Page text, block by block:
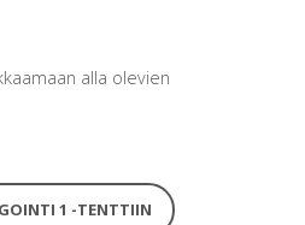
alla olevien
1 -TENTTIIN